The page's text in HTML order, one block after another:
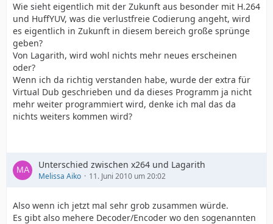
Wie sieht eigentlich mit der Zukunft aus besonder mit H.264
und HuffYUV, was die verlustfreie Codierung angeht, wird
es eigentlich in Zukunft in diesem bereich große sprünge
geben?
Von Lagarith, wird wohl nichts mehr neues erscheinen
oder?
Wenn ich da richtig verstanden habe, wurde der extra für
Virtual Dub geschrieben und da dieses Programm ja nicht
mehr weiter programmiert wird, denke ich mal das da
nichts weiters kommen wird?
Unterschied zwischen x264 und Lagarith
Melissa Aiko 11. Juni 2010 um 20:02
Also wenn ich jetzt mal sehr grob zusammen würde.
Es gibt also mehere Decoder/Encoder wo den sogenannten